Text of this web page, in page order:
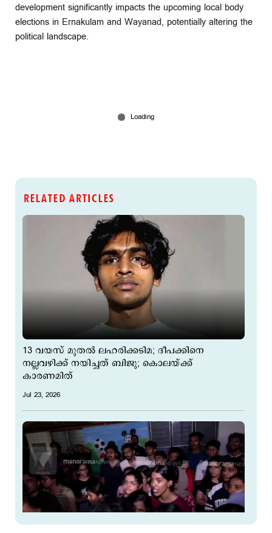
development significantly impacts the upcoming local body
elections in Ernakulam and Wayanad, potentially altering the
political landscape.
RELATED ARTICLES
13 വയസ് മുതല്‍ ലഹരിക്കടിമ; ദീപക്കിനെ
നല്ലവഴിക്ക് നയിച്ചത് ബിജു; കൊലയ്ക്ക്
കാരണമിത്
Jul 23, 2026